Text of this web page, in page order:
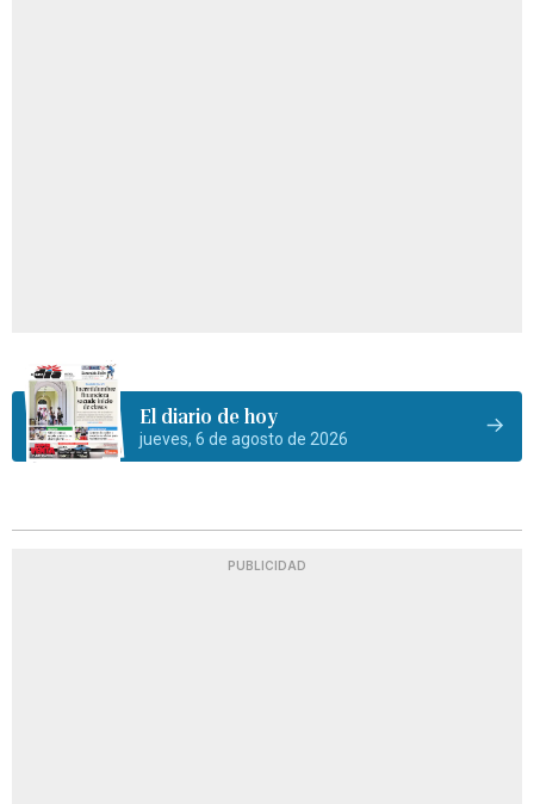
El diario de hoy
jueves, 6 de agosto de 2026
PUBLICIDAD